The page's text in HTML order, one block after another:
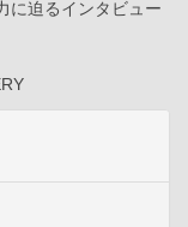
に迫るインタビュー